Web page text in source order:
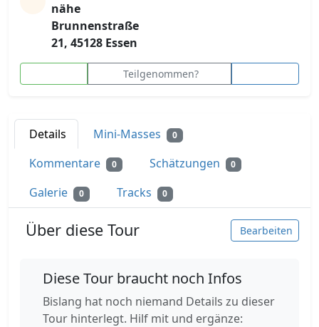
nähe
Brunnenstraße
21, 45128 Essen
Teilgenommen?
Details Mini-Masses 0
Kommentare 0 Schätzungen 0
Galerie 0 Tracks 0
Über diese Tour Bearbeiten
Diese Tour braucht noch Infos
Bislang hat noch niemand Details zu dieser
Tour hinterlegt. Hilf mit und ergänze: